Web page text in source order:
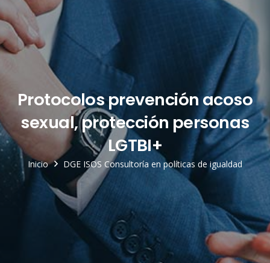
Protocolos prevención acoso
sexual, protección personas
LGTBI+
Inicio DGE ISOS Consultoría en políticas de igualdad